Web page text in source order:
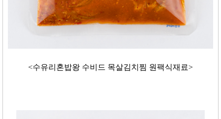
<수유리혼밥왕 수비드 목살김치찜 원팩식재료>